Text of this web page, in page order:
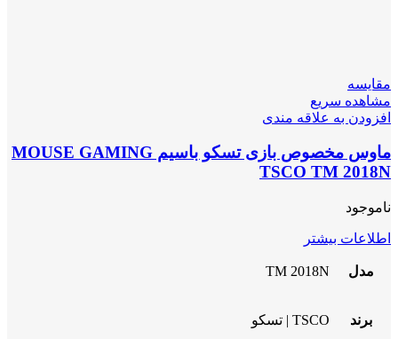
مقایسه
مشاهده سریع
افزودن به علاقه مندی
ماوس مخصوص بازی تسکو باسیم MOUSE GAMING
TSCO TM 2018N
ناموجود
اطلاعات بیشتر
مدل TM 2018N
برند TSCO | تسکو